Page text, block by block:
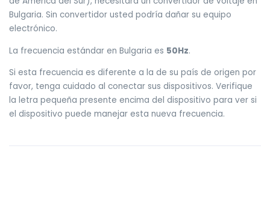
Bulgaria. Sin convertidor usted podría dañar su equipo
electrónico.
La frecuencia estándar en Bulgaria es 50Hz.
Si esta frecuencia es diferente a la de su país de origen por
favor, tenga cuidado al conectar sus dispositivos. Verifique
la letra pequeña presente encima del dispositivo para ver si
el dispositivo puede manejar esta nueva frecuencia.